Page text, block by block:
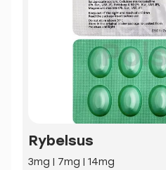
Rybelsus
3mg | 7mg | 14mg